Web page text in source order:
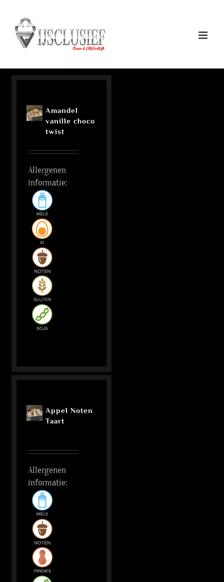
inhoud
Amandel
vanille choco
twist
Allergenen
informatie:
Appel Noten
Taart
Allergenen
informatie: